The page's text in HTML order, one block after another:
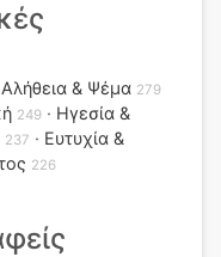
Αλήθεια & Ψέμα 279
249
Ηγεσία &
237
Ευτυχία &
226